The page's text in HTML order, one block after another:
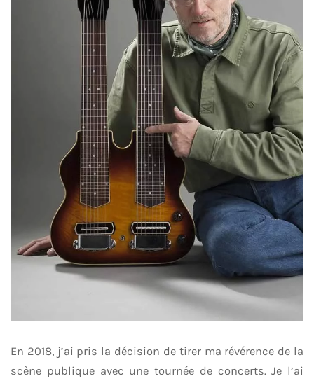
En 2018, j’ai pris la décision de tirer ma révérence de la
scène publique avec une tournée de concerts. Je l’ai